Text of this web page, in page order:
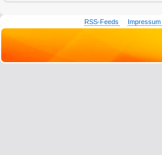
RSS-Feeds Impressum